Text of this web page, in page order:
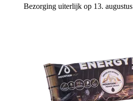
Bezorging uiterlijk op 13. augustus